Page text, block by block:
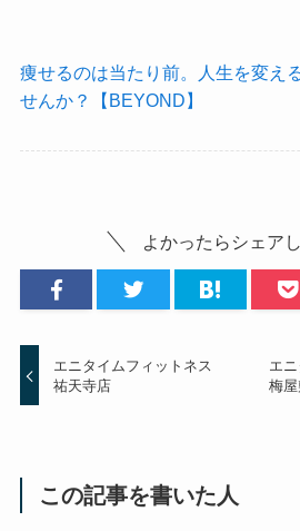
痩せるのは当たり前。人生を変え
せんか？【BEYOND】
よかったらシェア
エニタイムフィットネス
祐天寺店
エ
梅
この記事を書いた人